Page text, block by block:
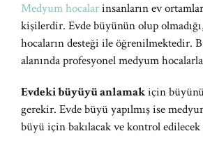
Medyum hocalarinsanların ev
kişilerdir. Evde büyünün olup
hocaların desteği ile
alanında profesyonel medyum
Evdeki büyüyü anlamakiçin
gerekir. Evde büyü yapılmış ise
büyü için bakılacak ve kontrol edilecek